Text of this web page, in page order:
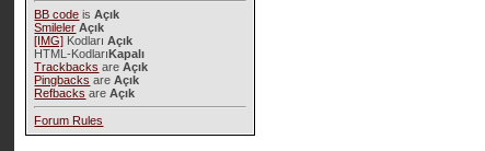
BB code isAçık
Smileler Açık
[IMG] KodlarıAçık
HTML-KodlarıKapalı
Trackbacks areAçık
Pingbacks areAçık
Refbacks areAçık
Forum Rules